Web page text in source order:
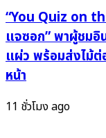
“ตัวแทน
ของ
ใคร”
ที่
ยิ่ง
ยิ่ง
คน
ที่
ยอม
ถอย
เพื่อ
อีก
“You Quiz on
แจซอก” พาผู้ชมอิ
แผ่ว พร้อมส่งไม้ต่
หน้า
11 ชั่วโมง ago